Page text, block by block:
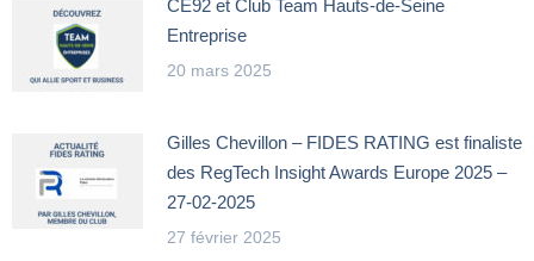
CE92 et Club Team Hauts-de-Seine
Entreprise
20 mars 2025
Gilles Chevillon – FIDES RATING est finaliste
des RegTech Insight Awards Europe 2025 –
27-02-2025
27 février 2025